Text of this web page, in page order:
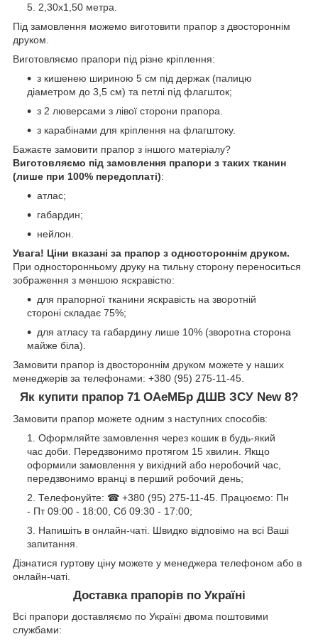
2,30х1,50 метра.
Під замовлення можемо виготовити прапор з двостороннім
друком.
Виготовляємо прапори під різне кріплення:
з кишенею шириною 5 см під держак (палицю
діаметром до 3,5 см) та петлі під флагшток;
з 2 люверсами з лівої сторони прапора.
з карабінами для кріплення на флагштоку.
Бажаєте замовити прапор з іншого матеріалу?
Виготовляємо під замовлення прапори з таких тканин
(лише при 100% передоплаті):
атлас;
габардин;
нейлон.
Увага! Ціни вказані за прапор з одностороннім друком.
При односторонньому друку на тильну сторону переноситься
зображення з меншою яскравістю:
для прапорної тканини яскравість на зворотній
стороні складає 75%;
для атласу та габардину лише 10% (зворотна сторона
майже біла).
Замовити прапор із двостороннім друком можете у наших
менеджерів за телефонами: +380 (95) 275-11-45.
Як купити прапор 71 ОАеМБр ДШВ ЗСУ New 8?
Замовити прапор можете одним з наступних способів:
Оформляйте замовлення через кошик в будь-який
час доби. Передзвонимо протягом 15 хвилин. Якщо
оформили замовлення у вихідний або неробочий час,
передзвонимо вранці в перший робочий день;
Телефонуйте: ☎ +380 (95) 275-11-45. Працюємо: Пн
- Пт 09:00 - 18:00, Сб 09:30 - 17:00;
Напишіть в онлайн-чаті. Швидко відповімо на всі Ваші
запитання.
Дізнатися гуртову ціну можете у менеджера телефоном або в
онлайн-чаті.
Доставка прапорів по Україні
Всі прапори доставляємо по Україні двома поштовими
службами: